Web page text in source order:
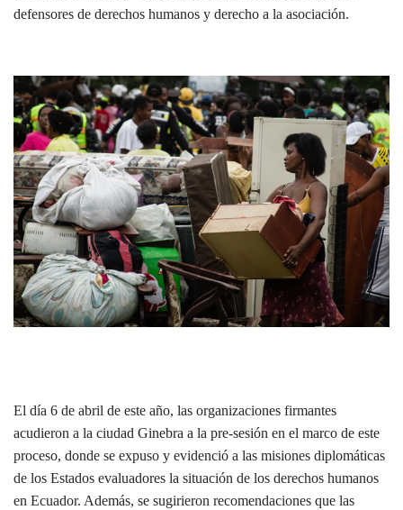
defensores de derechos humanos y derecho a la asociación.
El día 6 de abril de este año, las organizaciones firmantes
acudieron a la ciudad Ginebra a la pre-sesión en el marco de este
proceso, donde se expuso y evidenció a las misiones diplomáticas
de los Estados evaluadores la situación de los derechos humanos
en Ecuador. Además, se sugirieron recomendaciones que las